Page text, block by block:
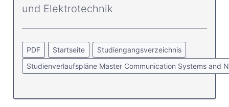
und Elektrotechnik
PDF Startseite
Studiengangsverzeichnis
Studienverlaufspläne Master Communication Systems and